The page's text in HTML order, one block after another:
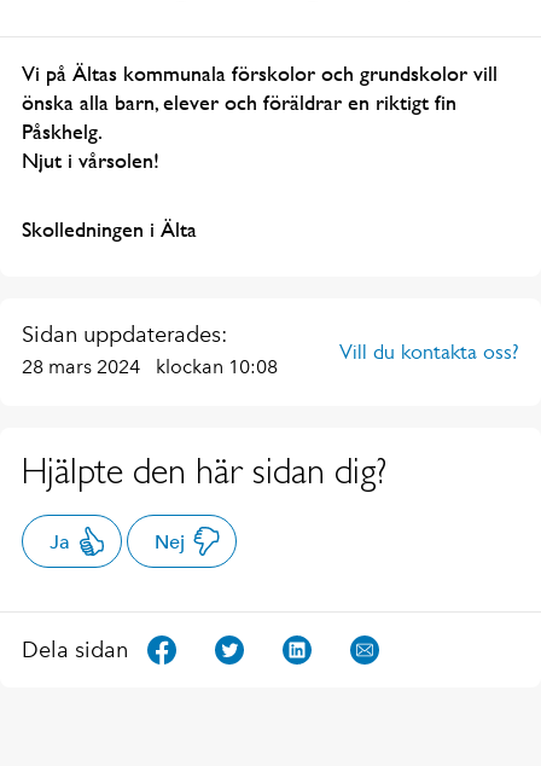
Vi på Ältas kommunala förskolor och grundskolor vill
önska alla barn, elever och föräldrar en riktigt fin
Påskhelg.
Njut i vårsolen!
Skolledningen i Älta
Sidan uppdaterades:
28 mars 2024 klockan 10:08
Vill du kontakta oss?
Hjälpte den här sidan dig?
Ja Nej
Dela sidan